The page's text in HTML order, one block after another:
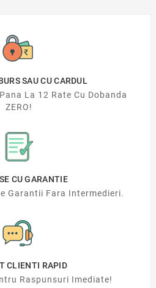
SAU CU CARDUL
La 12 Rate Cu Dobanda
ZERO!
CU GARANTIE
Garantii Fara Intermedieri.
CLIENTI RAPID
Raspunsuri Imediate!